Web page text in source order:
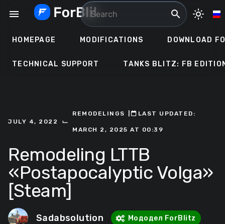
menu search light_mode
HOMEPAGE MODIFICATIONS DOWNLOAD
TECHNICAL SUPPORT TANKS BLITZ: FB
JULY 4, 2022 ⌙
REMODELINGS ㅤLAST UPDATED:
MARCH 2, 2025 AT 00:39
Remodeling LTTB
«Postapocalyptic Volga»
[Steam]
Sadabsolution Мододел ForBlitz